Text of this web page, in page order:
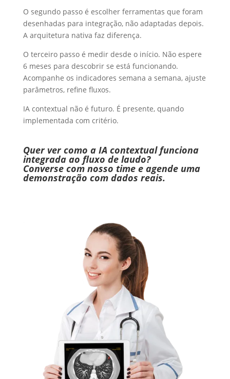
O segundo passo é escolher ferramentas que foram
desenhadas para integração, não adaptadas depois.
A arquitetura nativa faz diferença.
O terceiro passo é medir desde o início. Não espere
6 meses para descobrir se está funcionando.
Acompanhe os indicadores semana a semana, ajuste
parâmetros, refine fluxos.
IA contextual não é futuro. É presente, quando
implementada com critério.
Quer ver como a IA contextual funciona
integrada ao fluxo de laudo?
Converse com nosso time e agende uma
demonstração com dados reais.